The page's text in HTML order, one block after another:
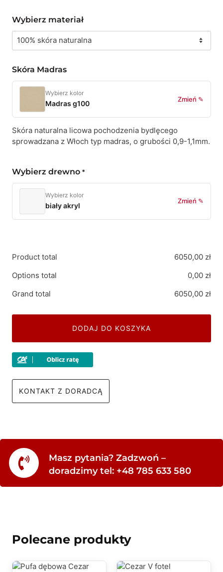
Wybierz materiał
Skóra Madras
Wybierz kolor
Madras g100
Zmień ✎
Skóra naturalna licowa pochodzenia bydlęcego
sprowadzana z Włoch typ madras, o grubości 0,9-1,1mm.
Wybierz drewno *
Wybierz kolor
biały akryl
Zmień ✎
Product total 6050,00 zł
Options total
0,00 zł
Grand total
6050,00 zł
DODAJ DO KOSZYKA
KONTAKT Z DORADCĄ
Masz pytania? Zadzwoń –
doradzimy tel: +48 785 633 580
Polecane produkty